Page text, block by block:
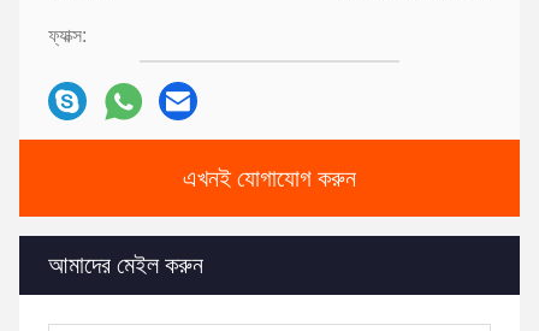
ফ্যাক্স:
এখনই যোগাযোগ করুন
আমাদের মেইল ​​করুন